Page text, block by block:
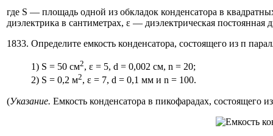
где S — площадь одной из обкладок конденсатора в
диэлектрика в сантиметрах, ε — диэлектрическая постоянная
1833. Определите емкость конденсатора, состоящего из п
1) S = 50 см2, ε = 5, d = 0,002 см, n = 20;
2) S = 0,2 м2, ε = 7, d = 0,1 мм и n = 100.
(Указание. Емкость конденсатора в пикофарадах, состоящего